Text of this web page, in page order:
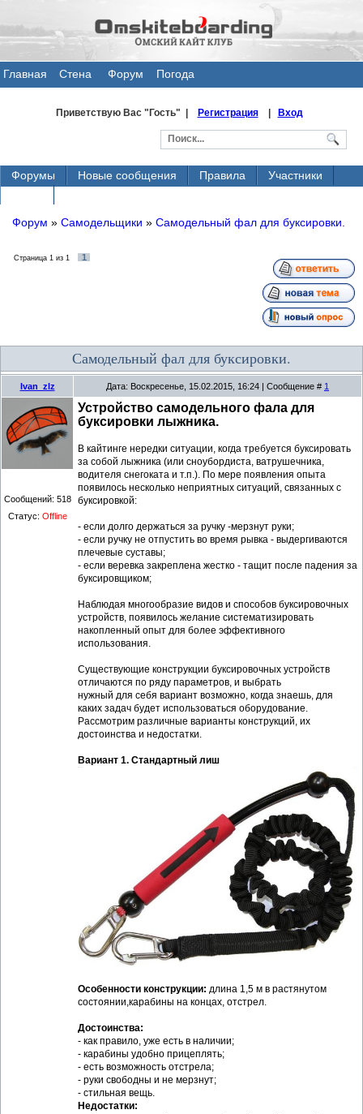
Главная
Стена
Форум Погода
Приветствую Вас"Гость" | Регистрация| Вход
Форумы Новые сообщения Правила
Участники
Форум » Самодельщики » Самодельный фал для буксировки.
Страница 1 из 1 1
Самодельный фал для буксировки.
Ivan_zlz Дата: Воскресенье, 15.02.2015, 16:24 | Сообщение # 1
Сообщений: 518
Статус: Offline
Устройство самодельного фала для
буксировки лыжника.
В кайтинге нередки ситуации, когда требуется буксировать
за собой лыжника (или сноубордиста, ватрушечника,
водителя снегоката и т.п.). По мере появления опыта
появилось несколько неприятных ситуаций, связанных с
буксировкой:
- если долго держаться за ручку -мерзнут руки;
- если ручку не отпустить во время рывка - выдергиваются
плечевые суставы;
- если веревка закреплена жестко - тащит после падения за
буксировщиком;
Наблюдая многообразие видов и способов буксировочных
устройств, появилось желание систематизировать
накопленный опыт для более эффективного
использования.
Существующие конструкции буксировочных устройств
отличаются по ряду параметров, и выбрать
нужный для себя вариант возможно, когда знаешь, для
каких задач будет использоваться оборудование.
Рассмотрим различные варианты конструкций, их
достоинства и недостатки.
Вариант 1. Стандартный лиш
Особенности конструкции: длина 1,5 м в растянутом
состоянии,карабины на концах, отстрел.
Достоинства:
- как правило, уже есть в наличии;
- карабины удобно прицеплять;
- есть возможность отстрела;
- руки свободны и не мерзнут;
- стильная вещь.
Недостатки: